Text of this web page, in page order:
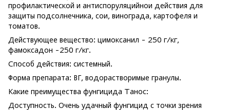
профилактической и антиспоруляцийнои действия для
защиты подсолнечника, сои, винограда, картофеля и
томатов.
Действующее вещество: цимоксанил - 250 г/кг,
фамоксадон -250 г/кг.
Способ действия: системный.
Форма препарата: ВГ, водорастворимые гранулы.
Какие преимущества фунгицида Танос:
Доступность. Очень удачный фунгицид с точки зрения